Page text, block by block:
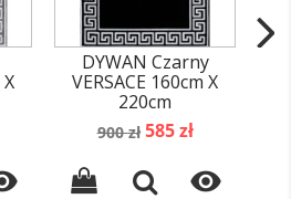
DYWAN Czarny
VERSACE 160cm X
220cm
Cena
900 zł Cena
585 zł
